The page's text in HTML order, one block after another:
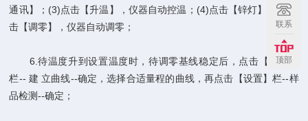
通讯】；(3)点击【升温】，仪器自动控温；(4)点击【锌灯】；(5)点
击【调零】，仪器自动调零；
6.待温度升到设置温度时，待调零基线稳定后，点击【设置】
栏-- 建 立曲线--确定，选择合适量程的曲线，再点击【设置】栏--样
品检测--确定；
联系
顶部